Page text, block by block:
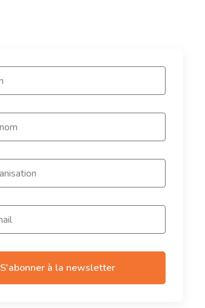
S'abonner à la newsletter